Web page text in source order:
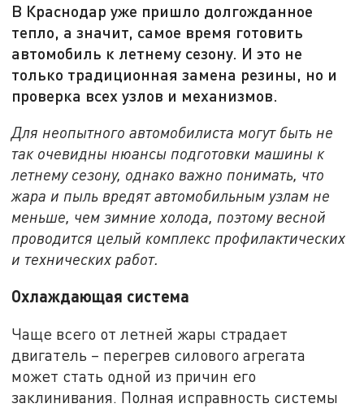
В Краснодар уже пришло долгожданное
тепло, а значит, самое время готовить
автомобиль к летнему сезону. И это не
только традиционная замена резины, но и
проверка всех узлов и механизмов.
Для неопытного автомобилиста могут быть не
так очевидны нюансы подготовки машины к
летнему сезону, однако важно понимать, что
жара и пыль вредят автомобильным узлам не
меньше, чем зимние холода, поэтому весной
проводится целый комплекс профилактических
и технических работ.
Охлаждающая система
Чаще всего от летней жары страдает
двигатель – перегрев силового агрегата
может стать одной из причин его
заклинивания. Полная исправность системы